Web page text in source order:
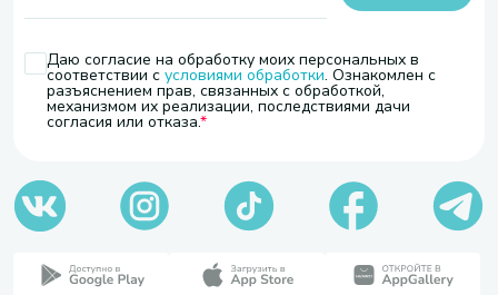
Даю согласие на обработку моих персональных в
соответствии с условиями обработки. Ознакомлен с
разъяснением прав, связанных с обработкой,
механизмом их реализации, последствиями дачи
согласия или отказа.